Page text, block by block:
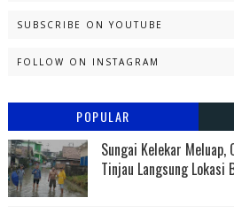
SUBSCRIBE ON YOUTUBE
FOLLOW ON INSTAGRAM
POPULAR
Sungai Kelekar
Tinjau Langsung Lokasi